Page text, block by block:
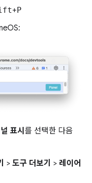
+P
표시 를 선택한 다음
> 도구 더보기 > 레이어